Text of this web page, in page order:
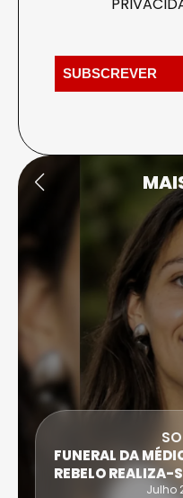
ATLETA DE
EXTREMA DO
IRONWOMAN
Julho